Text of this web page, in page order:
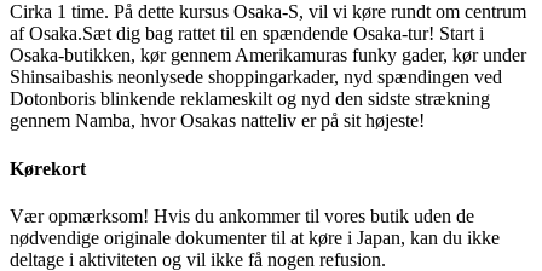
Cirka 1 time. På dette kursus Osaka-S, vil vi køre rundt om centrum
af Osaka.Sæt dig bag rattet til en spændende Osaka-tur! Start i
Osaka-butikken, kør gennem Amerikamuras funky gader, kør under
Shinsaibashis neonlysede shoppingarkader, nyd spændingen ved
Dotonboris blinkende reklameskilt og nyd den sidste strækning
gennem Namba, hvor Osakas natteliv er på sit højeste!
Kørekort
Vær opmærksom! Hvis du ankommer til vores butik uden de
nødvendige originale dokumenter til at køre i Japan, kan du ikke
deltage i aktiviteten og vil ikke få nogen refusion.